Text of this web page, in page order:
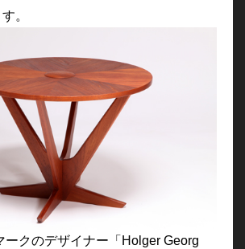
。
ークのデザイナー「Holger Georg